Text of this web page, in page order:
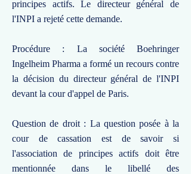
principes actifs. Le directeur général de
l'INPI a rejeté cette demande.
Procédure : La société Boehringer
Ingelheim Pharma a formé un recours contre
la décision du directeur général de l'INPI
devant la cour d'appel de Paris.
Question de droit : La question posée à la
cour de cassation est de savoir si
l'association de principes actifs doit être
mentionnée dans le libellé des